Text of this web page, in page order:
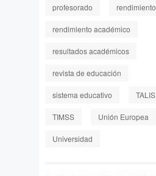
profesorado rendimiento
rendimiento académico
resultados académicos
revista de educación
sistema educativo TALIS
TIMSS Unión Europea
Universidad